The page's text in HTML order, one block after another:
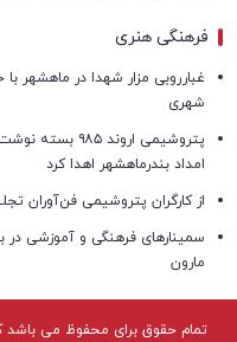
فرهنگی هنری
غبارروبی مزار شهدا در ماهشهر
شهری
پتروشیمی
امداد بندرماهشهر اهدا کرد
از کارگران پتروشیمی فن‌آوران
سمینارهای فرهنگی و آموزشی در
مارون
تمام حقوق برای محفوظ می باشد